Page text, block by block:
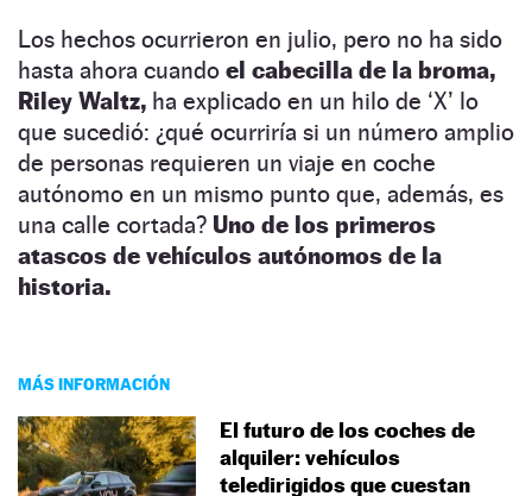
Los hechos ocurrieron en julio, pero no ha sido
hasta ahora cuando el cabecilla de la broma,
Riley Waltz, ha explicado en un hilo de ‘X’ lo
que sucedió: ¿qué ocurriría si un número amplio
de personas requieren un viaje en coche
autónomo en un mismo punto que, además, es
una calle cortada? Uno de los primeros
atascos de vehículos autónomos de la
historia.
MÁS INFORMACIÓN
El futuro de los coches de
alquiler: vehículos
teledirigidos que cuestan